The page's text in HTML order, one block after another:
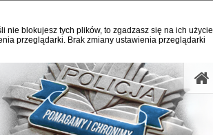
nie blokujesz tych plików, to zgadzasz się na ich użycie
przeglądarki. Brak zmiany ustawienia przeglądarki